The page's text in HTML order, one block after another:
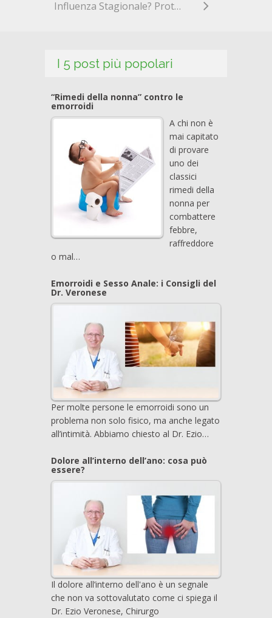
Influenza Stagionale? Proteggi l’Intestino e rafforza le tue Difese Naturali!
I 5 post più popolari
“Rimedi della nonna” contro le
emorroidi
A chi non è
mai capitato
di provare
uno dei
classici
rimedi della
nonna per
combattere
febbre,
raffreddore
o mal…
Emorroidi e Sesso Anale: i Consigli del
Dr. Veronese
Per molte persone le emorroidi sono un
problema non solo fisico, ma anche legato
all’intimità. Abbiamo chiesto al Dr. Ezio…
Dolore all’interno dell’ano: cosa può
essere?
Il dolore all’interno dell'ano è un segnale
che non va sottovalutato come ci spiega il
Dr. Ezio Veronese, Chirurgo